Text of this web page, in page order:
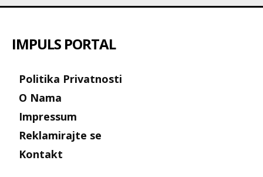
IMPULS PORTAL
Politika Privatnosti
O Nama
Impressum
Reklamirajte se
Kontakt